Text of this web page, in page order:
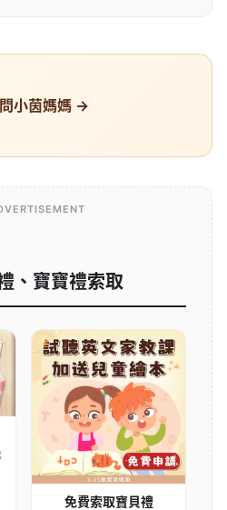
小茵媽媽 →
、寶寶禮索取
免費索取寶貝禮